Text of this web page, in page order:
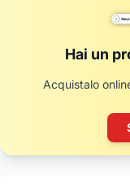
Hai un
Acquistalo